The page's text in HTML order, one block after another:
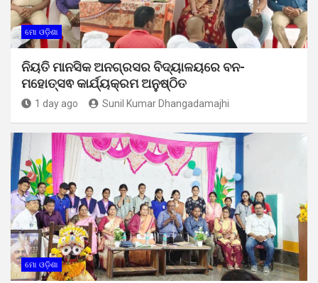
ମୋ ଓଡ଼ିଶା
ନିୟତି ମାନସିକ ଅନଗ୍ରସର ବିଦ୍ୟାଳୟରେ ବନ-
ମହୋତ୍ସଵ କାର୍ଯ୍ୟକ୍ରମ ଅନୁଷ୍ଠିତ
1 day ago Sunil Kumar Dhangadamajhi
ମୋ ଓଡ଼ିଶା